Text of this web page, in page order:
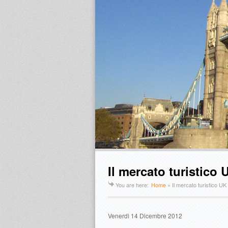
Il mercato turistico
You are here: Home » Il mercato turistico UK
Venerdì 14 Dicembre 2012